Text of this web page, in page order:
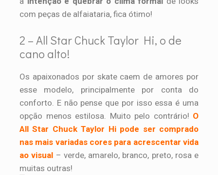
com peças de alfaiataria, fica ótimo!
2 – All Star Chuck Taylor Hi, o de
cano alto!
Os apaixonados por skate caem de amores por
esse modelo, principalmente por conta do
conforto. E não pense que por isso essa é uma
opção menos estilosa. Muito pelo contrário! O
All Star Chuck Taylor Hi pode ser comprado
nas mais variadas cores para acrescentar vida
ao visual – verde, amarelo, branco, preto, rosa e
muitas outras!